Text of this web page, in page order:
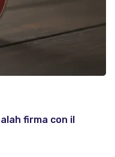
firma con il